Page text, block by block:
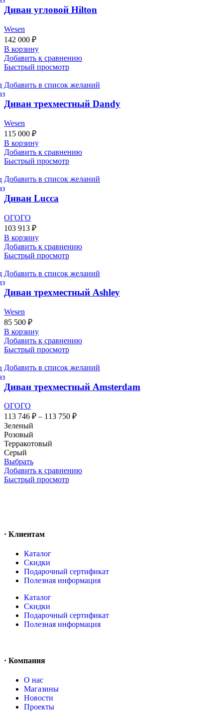
Диван угловой Hilton
Wesen
142 000 ₽
В корзину
Добавить к сравнению
Быстрый просмотр
Добавить в список желаний
Диван трехместный Dandy
Wesen
115 000 ₽
В корзину
Добавить к сравнению
Быстрый просмотр
Добавить в список желаний
Диван Lucca
ОГОГО
103 913 ₽
В корзину
Добавить к сравнению
Быстрый просмотр
Добавить в список желаний
Диван трехместный Ashley
Wesen
85 500 ₽
В корзину
Добавить к сравнению
Быстрый просмотр
Добавить в список желаний
Диван трехместный Amsterdam
ОГОГО
113 746 ₽ – 113 750 ₽
Зеленый
Розовый
Терракотовый
Серый
Выбрать
Добавить к сравнению
Быстрый просмотр
· Клиентам
Каталог
Скидки
Подарочный сертификат
Полезная информация
Каталог
Скидки
Подарочный сертификат
Полезная информация
· Компания
О нас
Магазины
Новости
Проекты